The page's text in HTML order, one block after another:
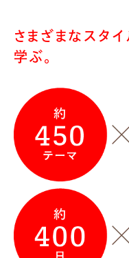
さまざまなスタ
学ぶ。